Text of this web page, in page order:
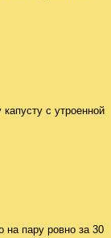
с утроенной
на пару ровно за 30